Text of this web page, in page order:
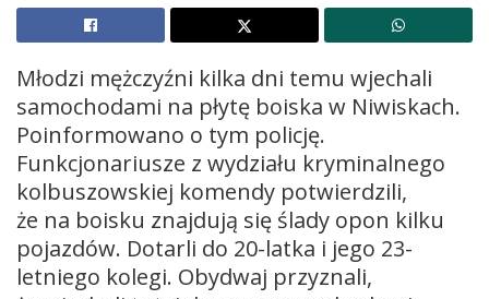
Młodzi mężczyźni kilka dni temu wjechali
samochodami na płytę boiska w Niwiskach.
Poinformowano o tym policję.
Funkcjonariusze z wydziału kryminalnego
kolbuszowskiej komendy potwierdzili,
że na boisku znajdują się ślady opon kilku
pojazdów. Dotarli do 20-latka i jego 23-
letniego kolegi. Obydwaj przyznali,